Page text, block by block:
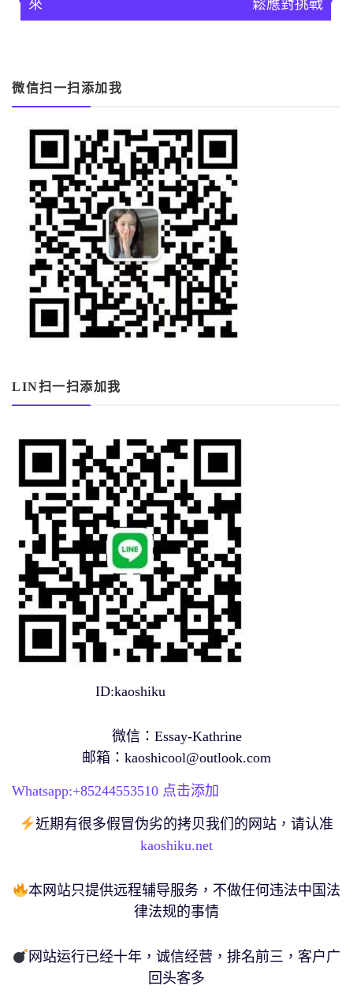
覽
來 鬆應對挑戰
微信扫一扫添加我
LIN扫一扫添加我
ID:kaoshiku
微信：Essay-Kathrine
邮箱： kaoshicool@outlook.com
Whatsapp:+85244553510 点击添加
近期有很多假冒伪劣的拷贝我们的网站，请认准
kaoshiku.net
本网站只提供远程辅导服务，不做任何违法中国法
律法规的事情
网站运行已经十年，诚信经营，排名前三，客户广
回头客多